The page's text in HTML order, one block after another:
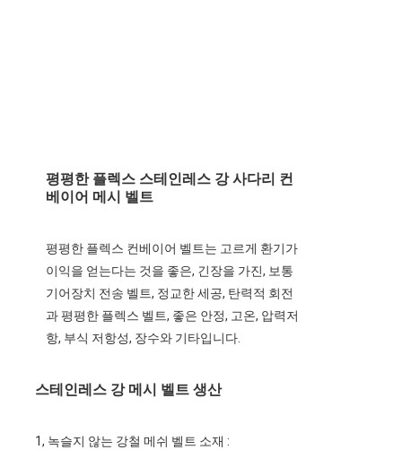
평평한 플렉스 스테인레스 강 사다리 컨
베이어 메시 벨트
평평한 플렉스 컨베이어 벨트는 고르게 환기가
이익을 얻는다는 것을 좋은, 긴장을 가진, 보통
기어장치 전송 벨트, 정교한 세공, 탄력적 회전
과 평평한 플렉스 벨트, 좋은 안정, 고온, 압력저
항, 부식 저항성, 장수와 기타입니다.
스테인레스 강 메시 벨트 생산
1, 녹슬지 않는 강철 메쉬 벨트 소재 :